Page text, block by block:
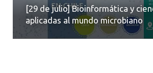
[29 de julio] Bioinformática y
aplicadas al mundo microbiano